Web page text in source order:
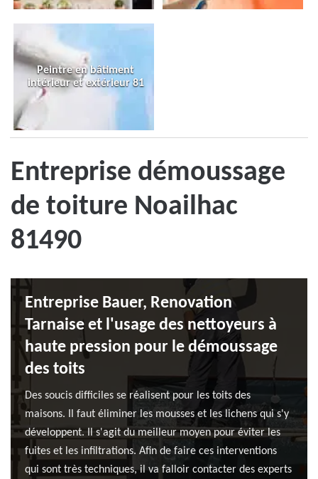
Peintre en bâtiment
intérieur et extérieur 81
Entreprise démoussage
de toiture Noailhac
81490
Entreprise Bauer, Renovation
Tarnaise et l'usage des nettoyeurs à
haute pression pour le démoussage
des toits
Des soucis difficiles se réalisent pour les toits des
maisons. Il faut éliminer les mousses et les lichens qui s'y
développent. Il s'agit du meilleur moyen pour éviter les
fuites et les infiltrations. Afin de faire ces interventions
qui sont très techniques, il va falloir contacter des experts